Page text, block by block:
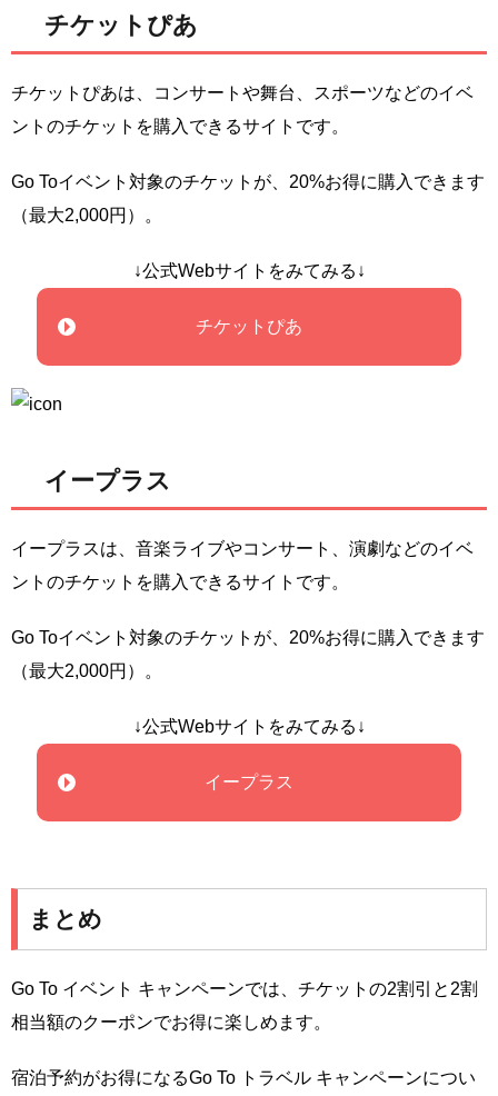
チケットぴあ
チケットぴあは、コンサートや舞台、スポーツなどのイベ
ントのチケットを購入できるサイトです。
Go Toイベント対象のチケットが、20%お得に購入できます
（最大2,000円）。
↓公式Webサイトをみてみる↓
チケットぴあ
イープラス
イープラスは、音楽ライブやコンサート、演劇などのイベ
ントのチケットを購入できるサイトです。
Go Toイベント対象のチケットが、20%お得に購入できます
（最大2,000円）。
↓公式Webサイトをみてみる↓
イープラス
まとめ
Go To イベント キャンペーンでは、チケットの2割引と2割
相当額のクーポンでお得に楽しめます。
宿泊予約がお得になるGo To トラベル キャンペーンについ